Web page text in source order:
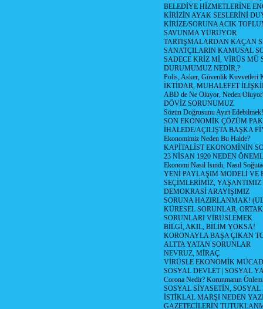
BELEDİYE HİZMETLERİNE
KİRİZİN AYAK SESLERİNİ
KİRİZE/SORUNA ACIK
SAVUNMA YÜRÜYOR
TARTIŞMALARDAN KAÇAN
SANATÇILARIN KAMUSAL
SADECE KRİZ Mİ, VİRÜS MÜ
DURUMUMUZ NEDİR,?
Polis, Asker, Güvenlik Kuvvetleri
İKTİDAR, MUHALEFET
ABD de Ne Oluyor, Neden
DÖVİZ SORUNUMUZ
Sözün Doğrusunu Ayırt Edebilmek!
SON EKONOMİK ÇÖZÜM
İHALEDE/AÇILIŞTA BAŞKA
Ekonomimiz Neden Bu Halde?
KAPİTALİST EKONOMİNİN
23 NİSAN 1920 NEDEN
Ekonomi Nasıl Isındı, Nasıl
YENİ PAYLAŞIM MODELİ VE
SEÇİMLERİMİZ, YAŞANTIMIZ
DEMOKRASİ ARAYIŞIMIZ
SORUNA HAZIRLANMAK!
KÜRESEL SORUNLAR,
SORUNLARI VİRÜSLEMEK
BİLGİ, AKIL, BİLİM YOKSA!
KORONAYLA BAŞA ÇIKAN
ALTTA YATAN SORUNLAR
NEVRUZ, MİRAÇ
VİRÜSLE EKONOMİK
SOSYAL DEVLET | SOSYAL
Corona Nedir? Korunmanın
SOSYAL SİYASETİN,
İSTİKLAL MARŞI NEDEN
GAZETECİLERİN